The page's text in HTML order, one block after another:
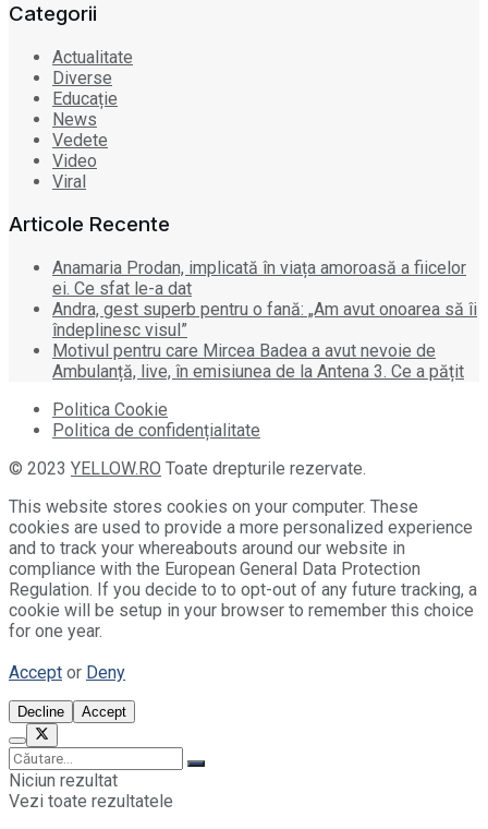
Categorii
Actualitate
Diverse
Educație
News
Vedete
Video
Viral
Articole Recente
Anamaria Prodan, implicată în viața amoroasă a fiicelor
ei. Ce sfat le-a dat
Andra, gest superb pentru o fană: „Am avut onoarea să îi
îndeplinesc visul”
Motivul pentru care Mircea Badea a avut nevoie de
Ambulanță, live, în emisiunea de la Antena 3. Ce a pățit
Politica Cookie
Politica de confidențialitate
© 2023 YELLOW.RO Toate drepturile rezervate.
This website stores cookies on your computer. These
cookies are used to provide a more personalized experience
and to track your whereabouts around our website in
compliance with the European General Data Protection
Regulation. If you decide to to opt-out of any future tracking, a
cookie will be setup in your browser to remember this choice
for one year.
Accept or Deny
Decline Accept
Niciun rezultat
Vezi toate rezultatele